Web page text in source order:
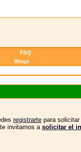
FAQ
Blogs
registrarte para
invitamos asolicitar el